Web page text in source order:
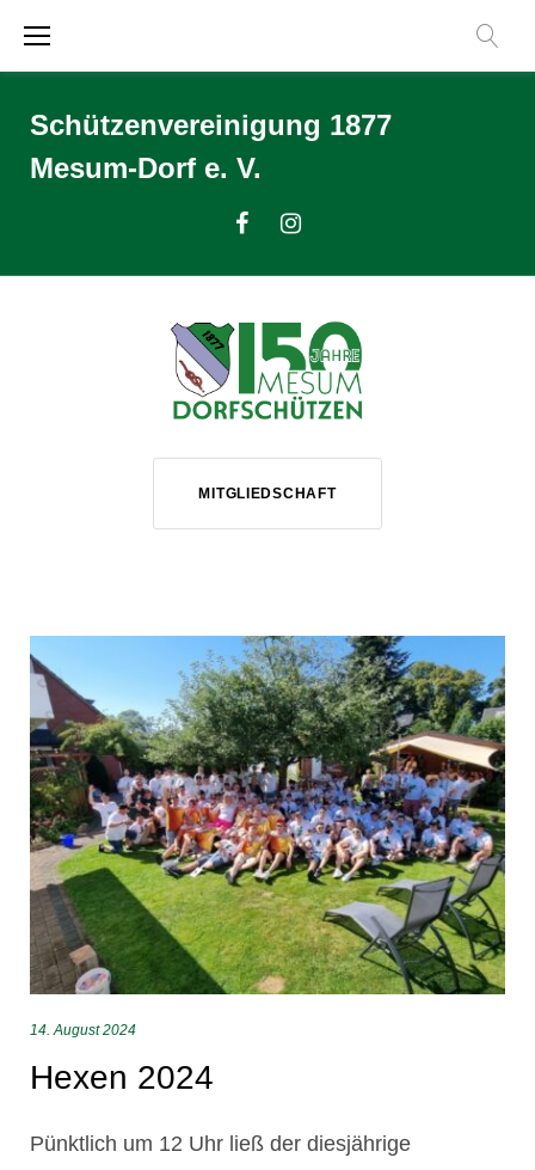
Schützenvereinigung 1877
Mesum-Dorf e. V.
MITGLIEDSCHAFT
Kategorie:
Hexen
14. August 2024
Hexen 2024
Pünktlich um 12 Uhr ließ der diesjährige